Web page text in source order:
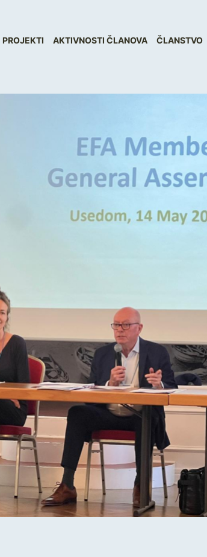
PROJEKTI AKTIVNOSTI ČLANOVA ČLANSTVO